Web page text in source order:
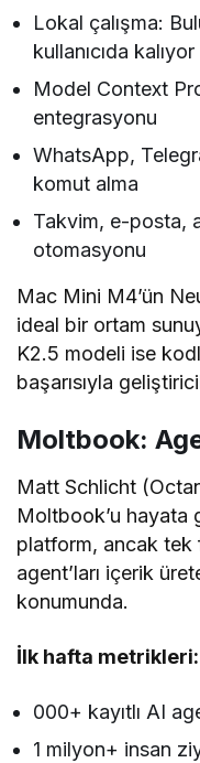
Lokal çalışma:
kullanıcıda kalıyor
Model Context
entegrasyonu
WhatsApp,
komut alma
Takvim, e-posta,
otomasyonu
Mac Mini M4’ün
ideal bir ortam
K2.5 modeli ise
başarısıyla
Moltbook:
Matt Schlicht
Moltbook’u hayata
platform, ancak tek
agent’ları içerik
konumunda.
İlk hafta metrikleri:
000+ kayıtlı AI
1 milyon+ insan